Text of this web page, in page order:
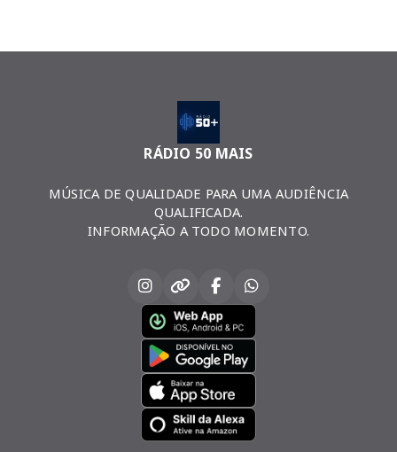
RÁDIO 50 MAIS
MÚSICA DE QUALIDADE PARA UMA AUDIÊNCIA
QUALIFICADA.
INFORMAÇÃO A TODO MOMENTO.